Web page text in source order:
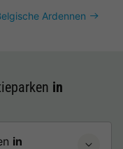
Ardennen
in
in